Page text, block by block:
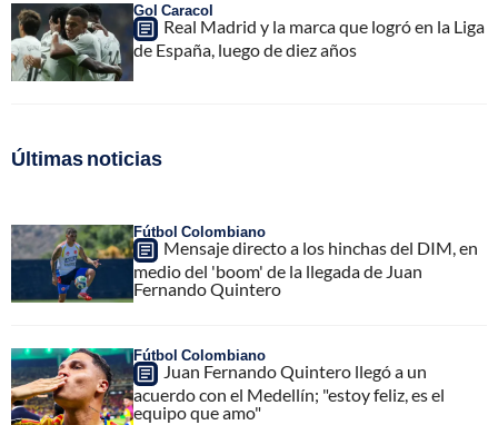
Gol Caracol
Real Madrid y la marca que logró en la Liga
de España, luego de diez años
Últimas noticias
Fútbol Colombiano
Mensaje directo a los hinchas del DIM, en
medio del 'boom' de la llegada de Juan
Fernando Quintero
Fútbol Colombiano
Juan Fernando Quintero llegó a un
acuerdo con el Medellín; "estoy feliz, es el
equipo que amo"